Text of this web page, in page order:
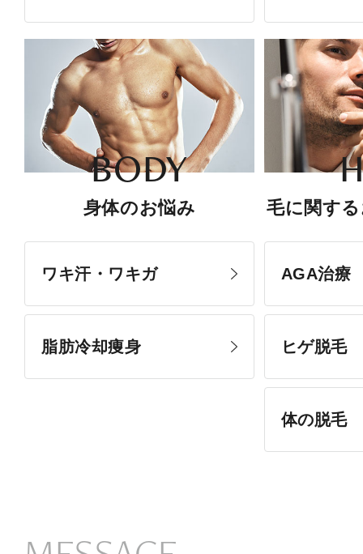
BODY
身体のお悩み
ワキ汗・ワキガ
脂肪冷却痩身
毛に関す
AGA治療
ヒゲ脱毛
体の脱毛